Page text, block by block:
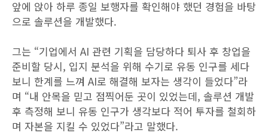
앞에 앉아 하루 종일 보행자를 확인해야 했던 경험을 바탕
으로 솔루션을 개발했다.
그는 “기업에서 AI 관련 기획을 담당하다 퇴사 후 창업을
준비할 당시, 입지 분석을 위해 수기로 유동 인구를 세다
보니 한계를 느껴 AI로 해결해 보자는 생각이 들었다”라
며 “내 안목을 믿고 점찍어둔 곳이 있었는데, 솔루션 개발
후 측정해 보니 유동 인구가 생각보다 적어 투자를 철회하
며 자본을 지킬 수 있었다”라고 말했다.